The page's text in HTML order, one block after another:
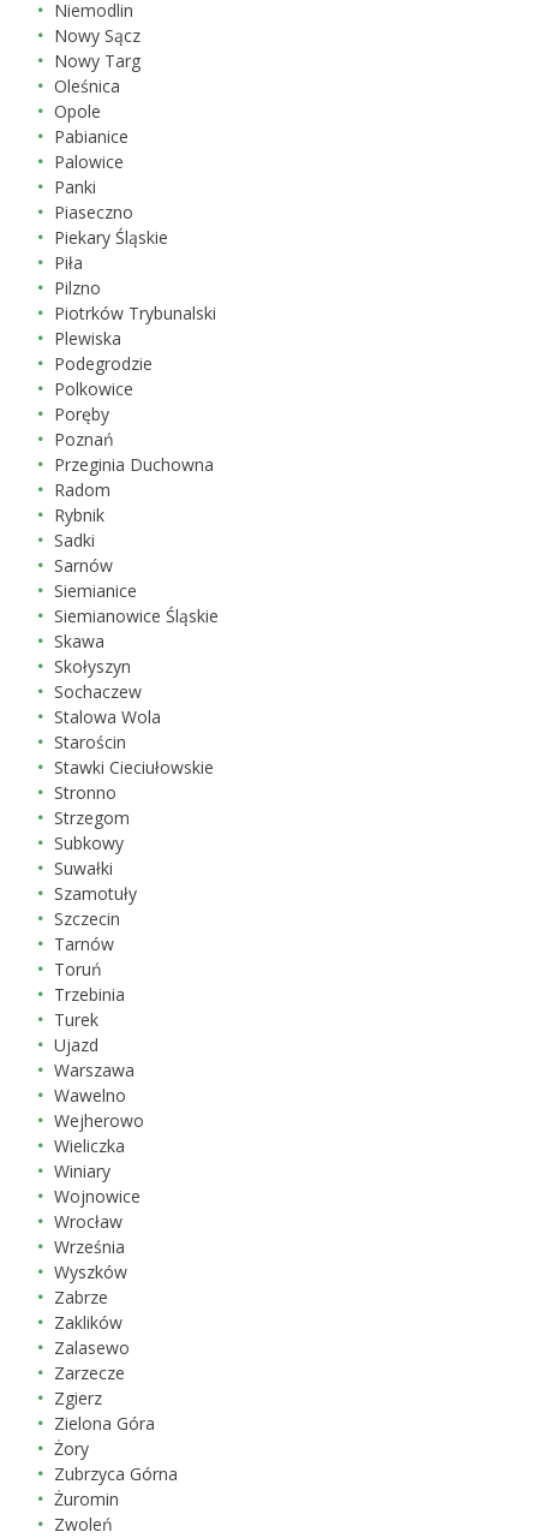
Niemodlin
Nowy Sącz
Nowy Targ
Oleśnica
Opole
Pabianice
Palowice
Panki
Piaseczno
Piekary Śląskie
Piła
Pilzno
Piotrków Trybunalski
Plewiska
Podegrodzie
Polkowice
Poręby
Poznań
Przeginia Duchowna
Radom
Rybnik
Sadki
Sarnów
Siemianice
Siemianowice Śląskie
Skawa
Skołyszyn
Sochaczew
Stalowa Wola
Starościn
Stawki Cieciułowskie
Stronno
Strzegom
Subkowy
Suwałki
Szamotuły
Szczecin
Tarnów
Toruń
Trzebinia
Turek
Ujazd
Warszawa
Wawelno
Wejherowo
Wieliczka
Winiary
Wojnowice
Wrocław
Września
Wyszków
Zabrze
Zaklików
Zalasewo
Zarzecze
Zgierz
Zielona Góra
Żory
Zubrzyca Górna
Żuromin
Zwoleń